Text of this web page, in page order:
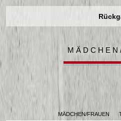
MÄDCHEN/FRAUEN